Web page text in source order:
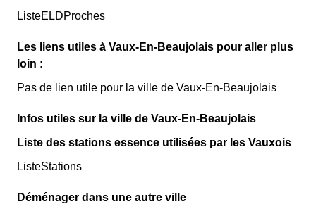
ListeELDProches
Les liens utiles à Vaux-En-Beaujolais pour aller plus
loin :
Pas de lien utile pour la ville de Vaux-En-Beaujolais
Infos utiles sur la ville de Vaux-En-Beaujolais
Liste des stations essence utilisées par les Vauxois
ListeStations
Déménager dans une autre ville